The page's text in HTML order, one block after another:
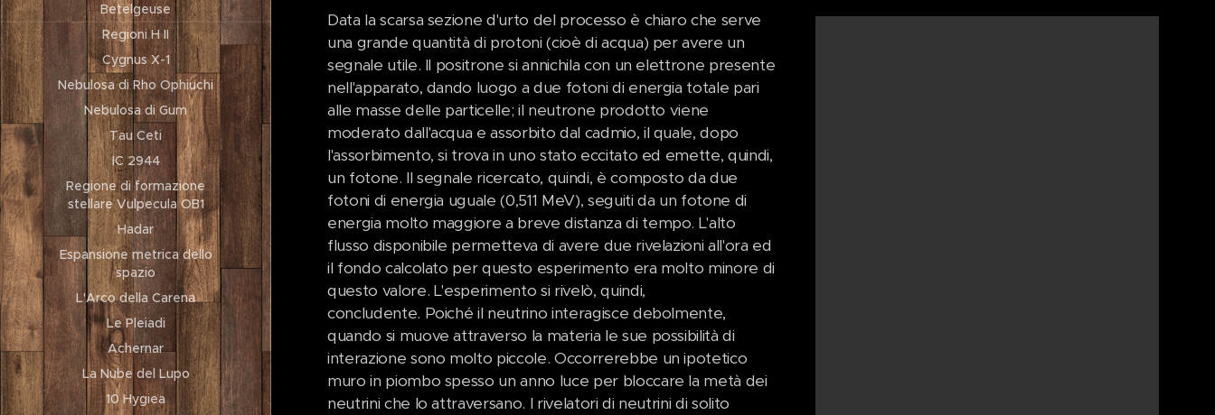
Betelgeuse
Regioni H II
Cygnus X-1
Nebulosa di Rho Ophiuchi
Nebulosa di Gum
Tau Ceti
IC 2944
Regione di formazione
stellare Vulpecula OB1
Hadar
Espansione metrica dello
spazio
L'Arco della Carena
Le Pleiadi
Achernar
La Nube del Lupo
10 Hygiea
Data la scarsa sezione d'urto del processo è chiaro che serve
una grande quantità di protoni (cioè di acqua) per avere un
segnale utile. Il positrone si annichila con un elettrone presente
nell'apparato, dando luogo a due fotoni di energia totale pari
alle masse delle particelle; il neutrone prodotto viene
moderato dall'acqua e assorbito dal cadmio, il quale, dopo
l'assorbimento, si trova in uno stato eccitato ed emette, quindi,
un fotone. Il segnale ricercato, quindi, è composto da due
fotoni di energia uguale (0,511 MeV), seguiti da un fotone di
energia molto maggiore a breve distanza di tempo. L'alto
flusso disponibile permetteva di avere due rivelazioni all'ora ed
il fondo calcolato per questo esperimento era molto minore di
questo valore. L'esperimento si rivelò, quindi,
concludente. Poiché il neutrino interagisce debolmente,
quando si muove attraverso la materia le sue possibilità di
interazione sono molto piccole. Occorrerebbe un ipotetico
muro in piombo spesso un anno luce per bloccare la metà dei
neutrini che lo attraversano. I rivelatori di neutrini di solito